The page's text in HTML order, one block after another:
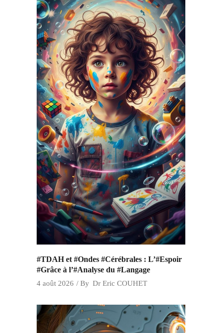
#TDAH et #Ondes #Cérébrales : L’#Espoir
#Grâce à l’#Analyse du #Langage
4 août 2026 By Dr Eric COUHET